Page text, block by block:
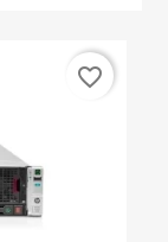
favorite_border